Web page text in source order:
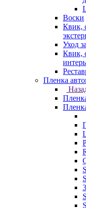
Воски
Квик,
Уход
Квик,
Пленка